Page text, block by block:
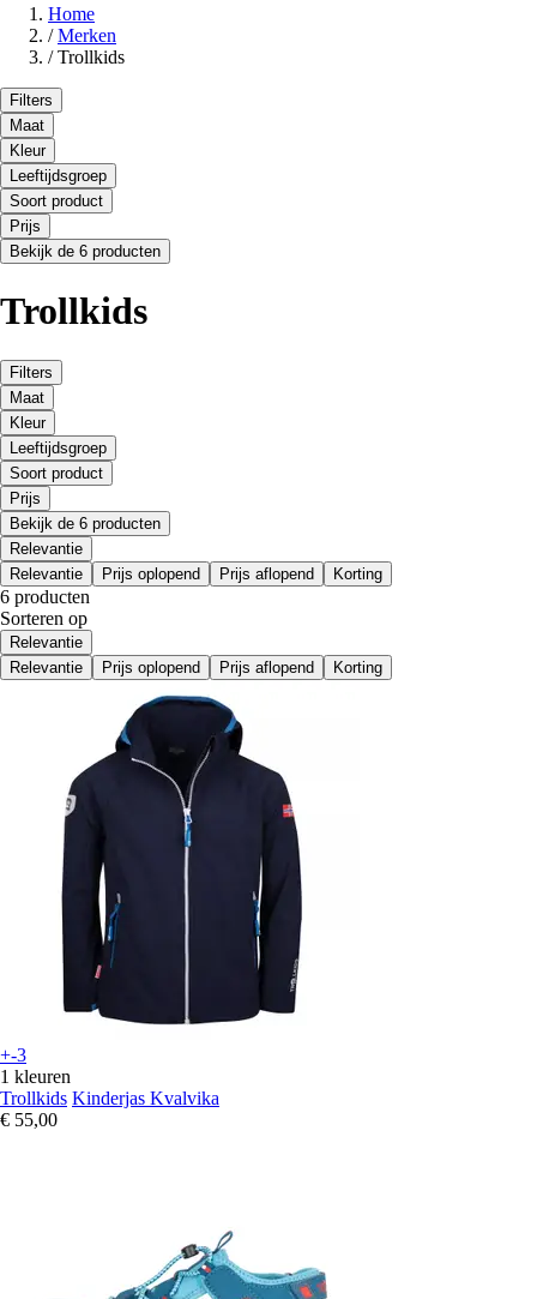
Home
/ Merken
/ Trollkids
Filters
Maat
Kleur
Leeftijdsgroep
Soort product
Prijs
Bekijk de 6 producten
Trollkids
Filters
Maat
Kleur
Leeftijdsgroep
Soort product
Prijs
Bekijk de 6 producten
Relevantie
Relevantie
Prijs oplopend Prijs aflopend Korting
6 producten
Sorteren op
Relevantie
Relevantie
Prijs oplopend Prijs aflopend Korting
+-3
1 kleuren
Trollkids Kinderjas Kvalvika
€ 55,00